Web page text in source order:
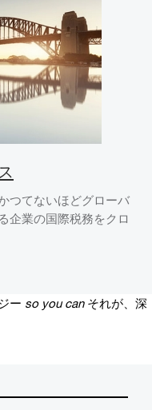
つてないほどグローバ
企業の国際税務をクロ
ー so you can それが、深